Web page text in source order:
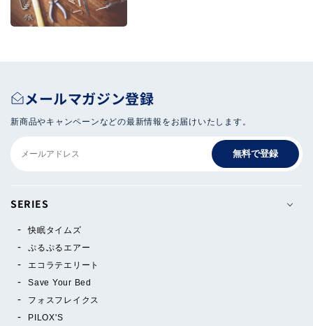
メールマガジン登録
新商品やキャンペーンなどの最新情報をお届けいたします。
無料で登録
SERIES
快眠タイムズ
ぷるぷるエアー
エコラテエリート
Save Your Bed
フォスフレイクス
PILOX'S